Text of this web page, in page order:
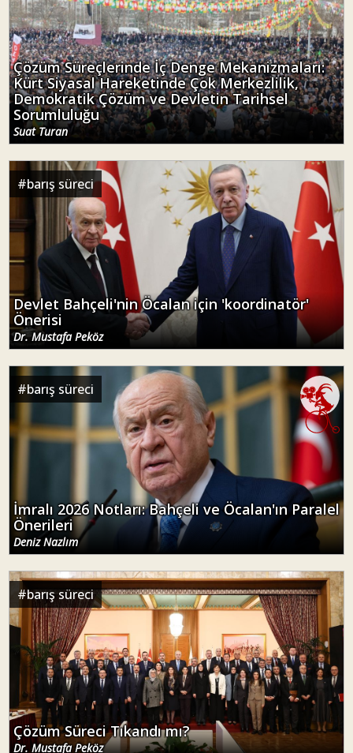
Çözüm Süreçlerinde İç Denge Mekanizmaları:
Kürt Siyasal Hareketinde Çok Merkezlilik,
Demokratik Çözüm ve Devletin Tarihsel
Sorumluluğu
Suat Turan
#barış süreci
Devlet Bahçeli'nin Öcalan için 'koordinatör'
Önerisi
Dr. Mustafa Peköz
#barış süreci
İmralı 2026 Notları: Bahçeli ve Öcalan'ın Paralel
Önerileri
Deniz Nazlım
#barış süreci
Çözüm Süreci Tıkandı mı?
Dr. Mustafa Peköz